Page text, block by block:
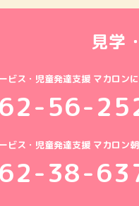
見学
ビス・児童発達支援 マカロン
56-
ビス・児童発達支援 マカロン
38-